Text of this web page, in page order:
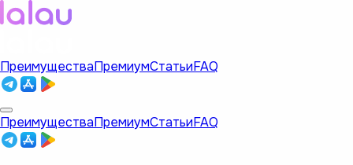
ПреимуществаПремиумСтатьиFAQ
ПреимуществаПремиумСтатьиFAQ